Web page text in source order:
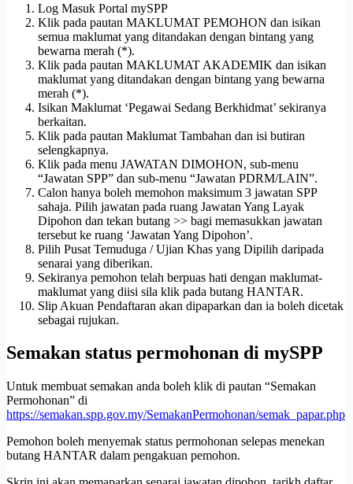
Log Masuk Portal mySPP
Klik pada pautan MAKLUMAT PEMOHON dan isikan
semua maklumat yang ditandakan dengan bintang yang
bewarna merah (*).
Klik pada pautan MAKLUMAT AKADEMIK dan isikan
maklumat yang ditandakan dengan bintang yang bewarna
merah (*).
Isikan Maklumat ‘Pegawai Sedang Berkhidmat’ sekiranya
berkaitan.
Klik pada pautan Maklumat Tambahan dan isi butiran
selengkapnya.
Klik pada menu JAWATAN DIMOHON, sub-menu
“Jawatan SPP” dan sub-menu “Jawatan PDRM/LAIN”.
Calon hanya boleh memohon maksimum 3 jawatan SPP
sahaja. Pilih jawatan pada ruang Jawatan Yang Layak
Dipohon dan tekan butang >> bagi memasukkan jawatan
tersebut ke ruang ‘Jawatan Yang Dipohon’.
Pilih Pusat Temuduga / Ujian Khas yang Dipilih daripada
senarai yang diberikan.
Sekiranya pemohon telah berpuas hati dengan maklumat-
maklumat yang diisi sila klik pada butang HANTAR.
Slip Akuan Pendaftaran akan dipaparkan dan ia boleh dicetak
sebagai rujukan.
Semakan status permohonan di mySPP
Untuk membuat semakan anda boleh klik di pautan “Semakan
Permohonan” di
https://semakan.spp.gov.my/SemakanPermohonan/semak_papar.php
Pemohon boleh menyemak status permohonan selepas menekan
butang HANTAR dalam pengakuan pemohon.